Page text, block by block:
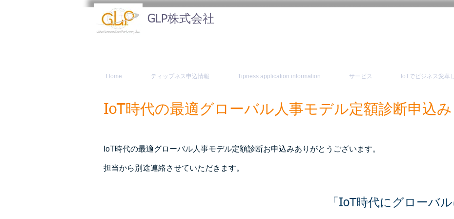
GLP株式会社
Home ティップネス申込情報 Tipness application information サービス IoTでビジネス変革
IoT時代の最適グローバル人事モデル定額診断申込み
IoT時代の最適グローバル人事モデル定額診断お申込みありがとうございます。
担当から別途連絡させていただきます。
「IoT時代にグローバ